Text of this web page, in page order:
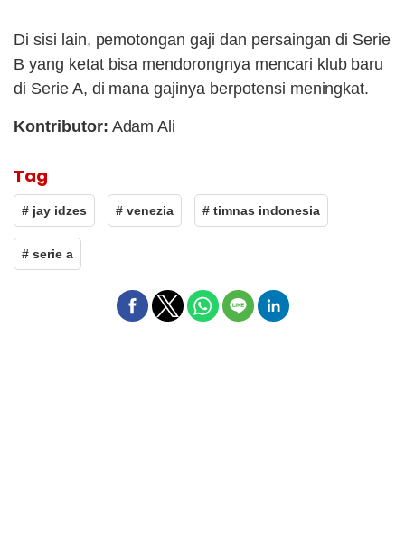
Di sisi lain, pemotongan gaji dan persaingan di Serie
B yang ketat bisa mendorongnya mencari klub baru
di Serie A, di mana gajinya berpotensi meningkat.
Kontributor: Adam Ali
Tag
# jay idzes # venezia # timnas indonesia
# serie a